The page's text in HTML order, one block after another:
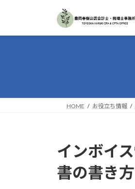
ッ
移
HOME お役立ち情報
インボイ
書の書き